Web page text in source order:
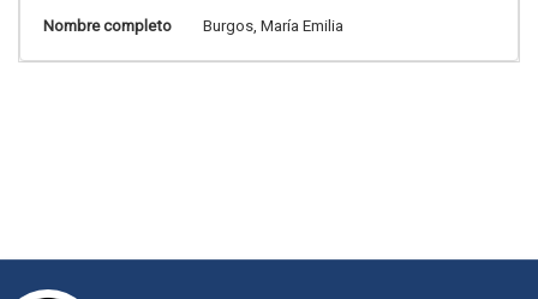
Nombre completo Burgos, María Emilia